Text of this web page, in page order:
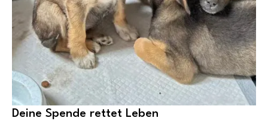
Deine Spende rettet Leben